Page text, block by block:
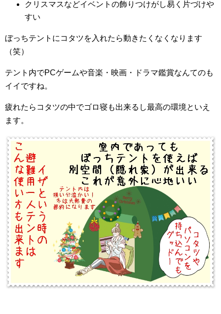
クリスマスなどイベントの飾りつけがし易く片づけや
すい
ぼっちテントにコタツを入れたら動きたくなくなります
（笑）
テント内でPCゲームや音楽・映画・ドラマ鑑賞なんてのも
イイですね。
疲れたらコタツの中でゴロ寝も出来るし最高の環境といえ
ます。